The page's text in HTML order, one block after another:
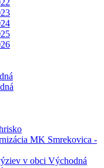
MK Smrekovica -
v obci Východná